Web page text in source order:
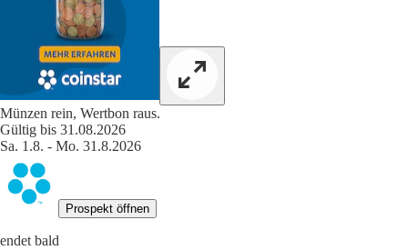
Münzen rein, Wertbon raus.
Gültig bis 31.08.2026
Sa. 1.8. - Mo. 31.8.2026
Prospekt öffnen
endet bald